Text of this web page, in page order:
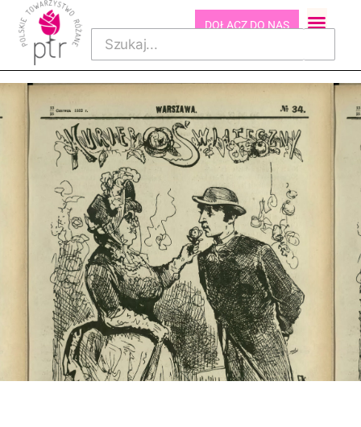
DOŁĄCZ DO NAS